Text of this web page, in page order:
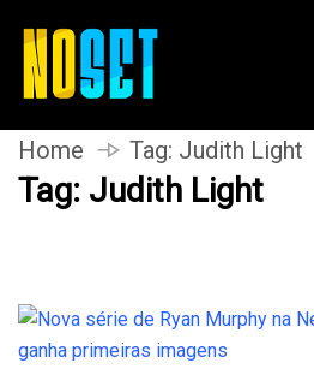
Home Tag: Judith Light
Tag: Judith Light